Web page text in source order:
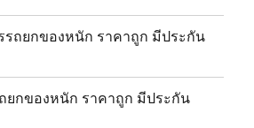
รถยกของหนัก ราคาถูก มีประกัน
ยกของหนัก ราคาถูก มีประกัน